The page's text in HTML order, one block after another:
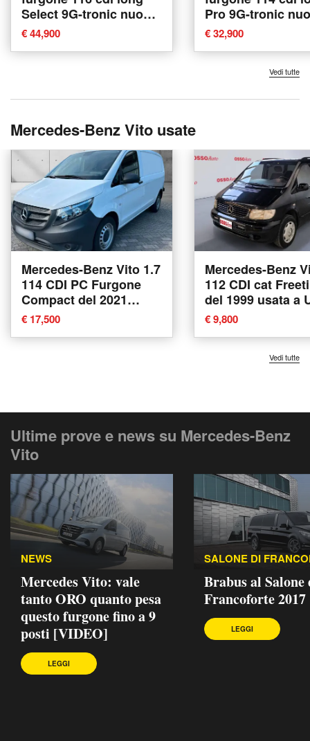
Select 9G-tronic nuova
a Lainate
€ 44,900
Pro 9G-tronic
Lainate
€ 32,900
Vedi tutte
Mercedes-Benz Vito usate
Mercedes-Benz Vito 1.7
114 CDI PC Furgone
Compact del 2021
usata
€ 17,500
Mercedes-Benz
112 CDI cat
del 1999 usata a
€ 9,800
Vedi tutte
Ultime prove e news su Mercedes-Benz
Vito
NEWS
Mercedes Vito: vale
tanto ORO quanto pesa
questo furgone fino a 9
posti [VIDEO]
LEGGI
SALONE DI
Brabus al Salone
Francoforte 2017
LEGGI